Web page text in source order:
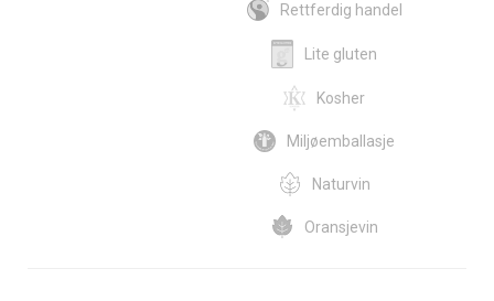
Rettferdig handel
Lite gluten
Kosher
Miljøemballasje
Naturvin
Oransjevin